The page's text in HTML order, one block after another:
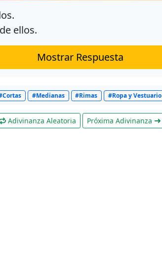
ellos.
Mostrar Respuesta
#Medianas #Rimas #Ropa y Vestuario
Adivinanza Aleatoria Próxima Adivinanza